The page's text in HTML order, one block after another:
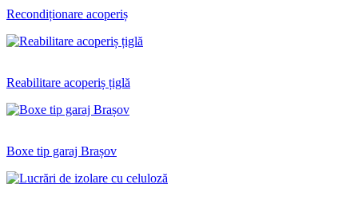
Recondiționare acoperiș
Reabilitare acoperiș țiglă
Boxe tip garaj Brașov